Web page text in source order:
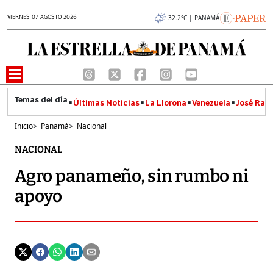
VIERNES 07 AGOSTO 2026 32.2°C | PANAMÁ
Últimas Noticias La Llorona Venezuela José
Inicio> Panamá> Nacional
NACIONAL
Agro panameño, sin rumbo ni
apoyo